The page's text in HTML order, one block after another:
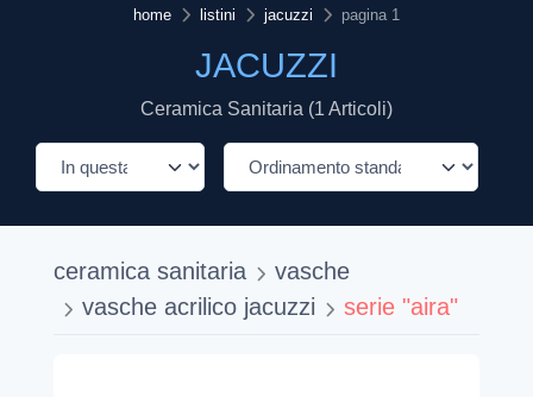
home listini jacuzzi pagina 1
JACUZZI
Ceramica Sanitaria (1 Articoli)
ceramica sanitaria
vasche
vasche acrilico jacuzzi
serie "aira"